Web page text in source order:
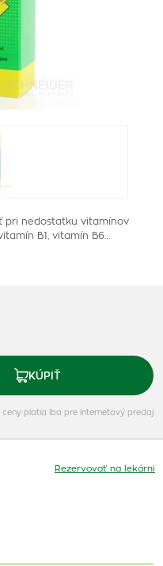
pri nedostatku vitamínov
B1, vitamín B6…
KÚPIŤ
ceny platia iba pre internetový predaj
Rezervovať na lekárni